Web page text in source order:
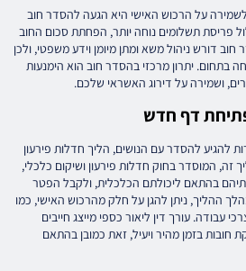
על הרכוש האישי היא הגעה להסדר חוב
פריסת תשלומים נוחה יותר, הפחתת סכום החוב
דורש ניהול משא ומתן מיומן וידע משפטי, ולכן
בתחום. יתרון מרכזי בהסדר חוב הוא הימנעות
ושמירה על דירוג האשראי שלכם.
דף חדש
להגיע להסדר עם הנושים, הליך חדלות פירעון
זה, המוסדר בחוק חדלות פירעון ושיקום כלכלי,
בהתאם ליכולתם הכלכלית, ולקבל הפטר
ההליך, ניתן להגן על חלק מהרכוש האישי, כמו
עבודה. עורך דין ליאור כספי מייצג חייבים
חובות בזמן מהיר ויעיל, זאת כמובן בהתאם